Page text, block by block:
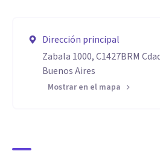
Dirección principal
Zabala 1000, C1427BRM
Buenos Aires
Mostrar en el mapa